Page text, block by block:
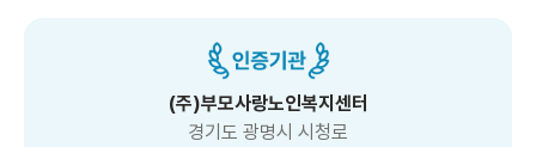
(주)부모사랑노인복지센터
경기도 광명시 시청로